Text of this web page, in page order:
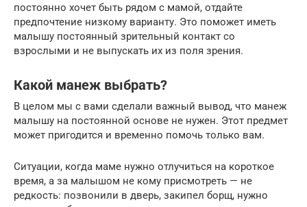
постоянно хочет быть рядом с мамой, отдайте
предпочтение низкому варианту. Это поможет иметь
малышу постоянный зрительный контакт со
взрослыми и не выпускать их из поля зрения.
Какой манеж выбрать?
В целом мы с вами сделали важный вывод, что манеж
малышу на постоянной основе не нужен. Этот предмет
может пригодится и временно помочь только вам.
Ситуации, когда маме нужно отлучиться на короткое
время, а за малышом не кому присмотреть — не
редкость: позвонили в дверь, закипел борщ, нужно